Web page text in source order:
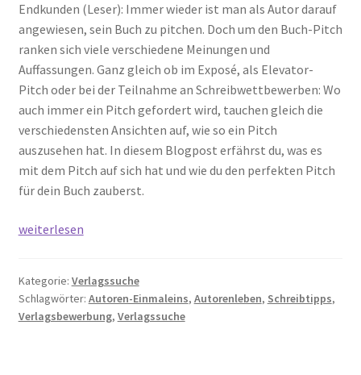
Endkunden (Leser): Immer wieder ist man als Autor darauf
angewiesen, sein Buch zu pitchen. Doch um den Buch-Pitch
ranken sich viele verschiedene Meinungen und
Auffassungen. Ganz gleich ob im Exposé, als Elevator-
Pitch oder bei der Teilnahme an Schreibwettbewerben: Wo
auch immer ein Pitch gefordert wird, tauchen gleich die
verschiedensten Ansichten auf, wie so ein Pitch
auszusehen hat. In diesem Blogpost erfährst du, was es
mit dem Pitch auf sich hat und wie du den perfekten Pitch
für dein Buch zauberst.
Der
Roman-
Exposé:
weiterlesen
Kategorie: Verlagssuche
Schlagwörter: Autoren-Einmaleins, Autorenleben, Schreibtipps,
Verlagsbewerbung, Verlagssuche